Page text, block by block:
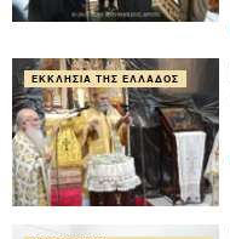
ΕΚΚΛΗΣΊΑ ΤΗΣ ΕΛΛΆΔΟΣ